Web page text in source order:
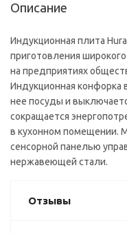
Описание
Индукционная плита
приготовления
на предприятиях
Индукционная конфорка
нее посуды и
сокращается
в кухонном помещении.
сенсорной панелью
нержавеющей стали.
Отзывы